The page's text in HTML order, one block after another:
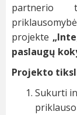
partnerio
projekte
paslaugų
Projekto
Sukurti